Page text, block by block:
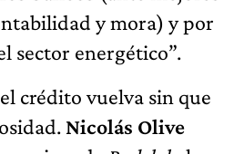
y mora) y por
sector energético”.
crédito vuelva sin que
Nicolás Olive